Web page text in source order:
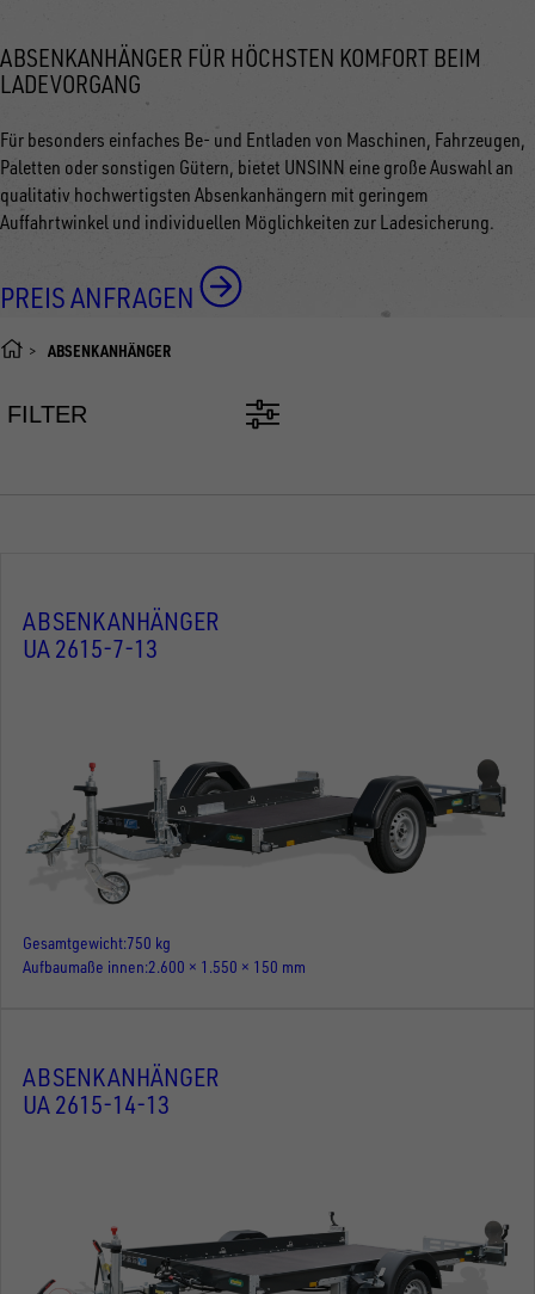
ABSENKANHÄNGER FÜR HÖCHSTEN KOMFORT BEIM
LADEVORGANG
Für besonders einfaches Be- und Entladen von Maschinen, Fahrzeugen,
Paletten oder sonstigen Gütern, bietet UNSINN eine große Auswahl an
qualitativ hochwertigsten Absenkanhängern mit geringem
Auffahrtwinkel und individuellen Möglichkeiten zur Ladesicherung.
PREIS ANFRAGEN
ABSENKANHÄNGER
FILTER
ABSENKANHÄNGER
UA 2615-7-13
Gesamtgewicht 750 kg
Aufbaumaße innen 2.600 × 1.550 × 150 mm
ABSENKANHÄNGER
UA 2615-14-13